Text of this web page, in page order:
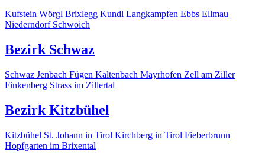
Kufstein Wörgl Brixlegg Kundl Langkampfen Ebbs Ellmau
Niederndorf Schwoich
Bezirk Schwaz
Schwaz Jenbach Fügen Kaltenbach Mayrhofen Zell am Ziller
Finkenberg Strass im Zillertal
Bezirk Kitzbühel
Kitzbühel St. Johann in Tirol Kirchberg in Tirol Fieberbrunn
Hopfgarten im Brixental